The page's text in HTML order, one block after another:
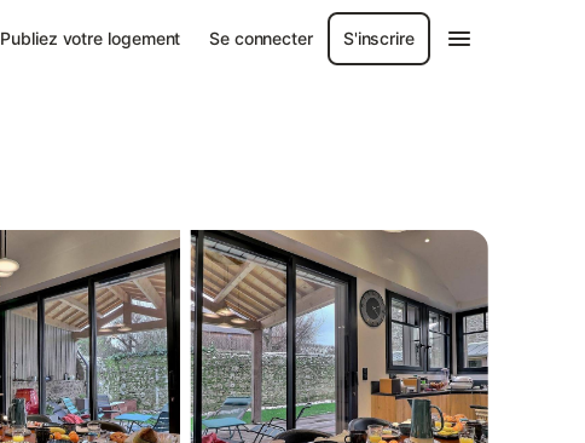
Publiez votre logement Se connecter S'inscrire